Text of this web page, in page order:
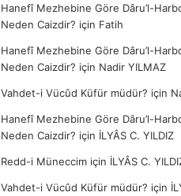
Hanefî Mezhebine Göre Dâru’l-
Neden Caizdir? için Fatih
Hanefî Mezhebine Göre Dâru’l-
Neden Caizdir? için Nadir YILMAZ
Vahdet-i Vücûd Küfür müdür? için
Hanefî Mezhebine Göre Dâru’l-
Neden Caizdir? için İLYÂS C. YILDIZ
Redd-i Müneccim için İLYÂS C.
Vahdet-i Vücûd Küfür müdür? için